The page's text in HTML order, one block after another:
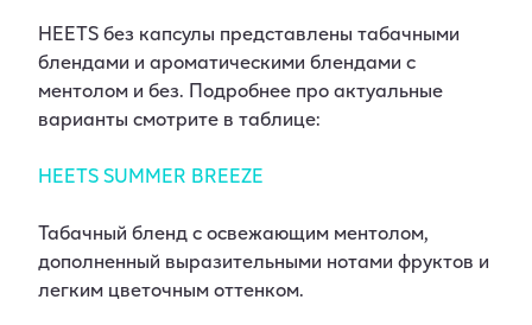
HEETS без капсулы представлены табачными
блендами и ароматическими блендами с
ментолом и без. Подробнее про актуальные
варианты смотрите в таблице:
HEETS SUMMER BREEZE
Табачный бленд с освежающим ментолом,
дополненный выразительными нотами фруктов и
легким цветочным оттенком.